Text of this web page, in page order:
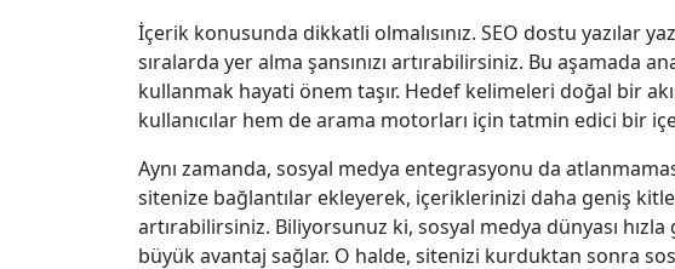
İçerik konusunda dikkatli olmalısınız. SEO dostu yazılar
sıralarda yer alma şansınızı artırabilirsiniz. Bu aşamada
kullanmak hayati önem taşır. Hedef kelimeleri doğal bir
kullanıcılar hem de arama motorları için tatmin edici bir
Aynı zamanda, sosyal medya entegrasyonu da
sitenize bağlantılar ekleyerek, içeriklerinizi daha geniş
artırabilirsiniz. Biliyorsunuz ki, sosyal medya dünyası
büyük avantaj sağlar. O halde, sitenizi kurduktan sonra